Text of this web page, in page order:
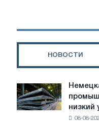
экспорт
стали
12,3%
НОВОСТИ
Немецкая
сталелитейная
промышленность
предупреждает:
низкий
08-08-